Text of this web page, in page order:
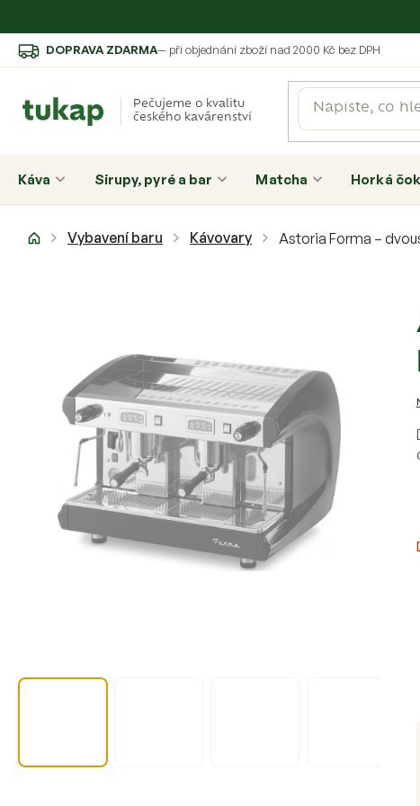
Přejít
na
DOPRAVA ZDARMA— při objednání zboží nad 2000 Kč bez DPH
Pečujeme o kvalitu
českého kavárenství
Káva Sirupy, pyré a bar Matcha Horká
DomůVybavení baru Kávovary Astoria Forma –